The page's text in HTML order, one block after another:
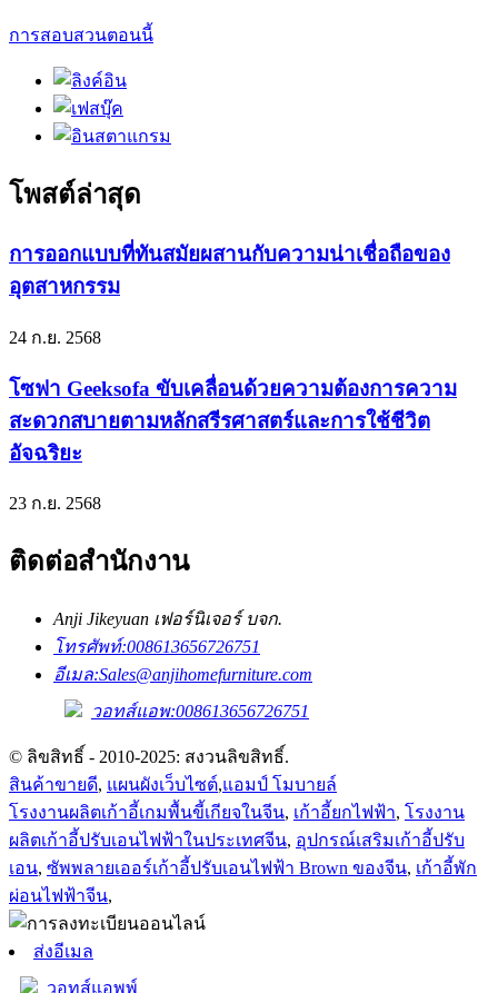
การสอบสวนตอนนี้
โพสต์ล่าสุด
การออกแบบที่ทันสมัยผสานกับความน่าเชื่อถือของ
อุตสาหกรรม
24 ก.ย. 2568
โซฟา Geeksofa ขับเคลื่อนด้วยความต้องการความ
สะดวกสบายตามหลักสรีรศาสตร์และการใช้ชีวิต
อัจฉริยะ
23 ก.ย. 2568
ติดต่อสำนักงาน
Anji Jikeyuan เฟอร์นิเจอร์ บจก.
โทรศัพท์:008613656726751
อีเมล:Sales@anjihomefurniture.com
วอทส์แอพ:008613656726751
© ลิขสิทธิ์ - 2010-2025: สงวนลิขสิทธิ์.
สินค้าขายดี, แผนผังเว็บไซต์,แอมป์ โมบายล์
โรงงานผลิตเก้าอี้เกมพื้นขี้เกียจในจีน, เก้าอี้ยกไฟฟ้า, โรงงาน
ผลิตเก้าอี้ปรับเอนไฟฟ้าในประเทศจีน, อุปกรณ์เสริมเก้าอี้ปรับ
เอน, ซัพพลายเออร์เก้าอี้ปรับเอนไฟฟ้า Brown ของจีน, เก้าอี้พัก
ผ่อนไฟฟ้าจีน,
ส่งอีเมล
วอทส์แอพพ์